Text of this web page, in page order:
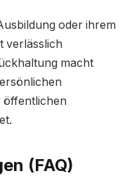
oder ihrem
verlässlich
macht
öffentlichen
(FAQ)